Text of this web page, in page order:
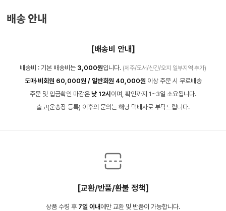
배송 안내
[배송비 안내]
배송비 : 기본 배송비는 3,000원입니다. (제주/도서/산간/오지 일부지역 추가)
도매·비회원 60,000원 / 일반회원 40,000원 이상 주문 시 무료배송
주문 및 입금확인 마감은 낮 12시이며, 확인까지 1~3일 소요됩니다.
출고(운송장 등록) 이후의 문의는 해당 택배사로 부탁드립니다.
[교환/반품/환불 정책]
상품 수령 후 7일 이내에만 교환 및 반품이 가능합니다.